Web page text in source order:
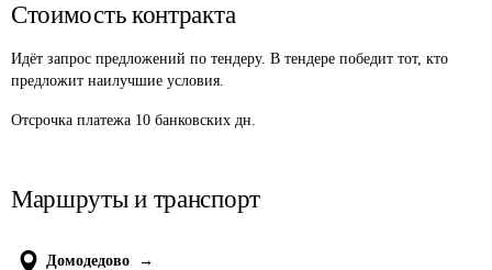
Стоимость контракта
Идёт запрос предложений по тендеру. В тендере победит тот, кто
предложит наилучшие условия.
Отсрочка платежа 10 банковских дн.
Маршруты и транспорт
Домодедово →